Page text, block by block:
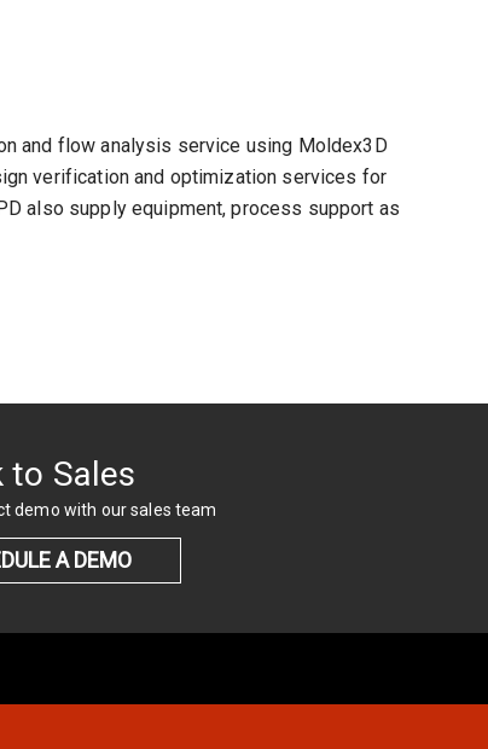
and flow analysis service using Moldex3D
verification and optimization services for
also supply equipment, process support as
to Sales
demo with our sales team
A DEMO